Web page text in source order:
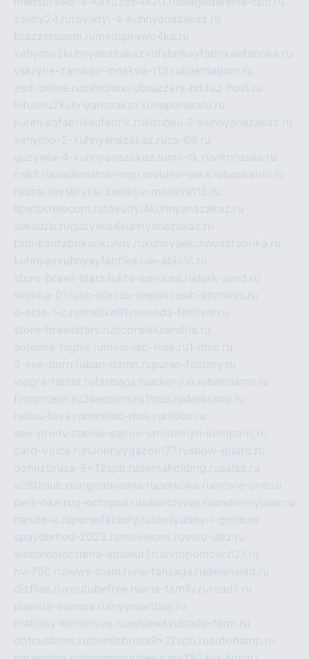
zajmy24.rutovudyi-4-kuhnyanazakaz.ru
brazzerscom.ru medsprawo4ka.ru
xehyroo5kuhnyanazakaz.rufabrikayfabrikaefabrika.ru
vskrytie-zamkov-moskva-113.rubiletnadom.ru
zed-online.rupimchax.rubrazzers-hd.ruz-host.ru
kitubeu2kuhnyanazakaz.ru naperekate.ru
kuhnyaofabrikaufabrik.rukitubeu-2-kuhnyanazakaz.ru
xehyroo-5-kuhnyanazakaz.rucs-68.ru
guzywia-4-kuhnyanazakaz.ru mir-tk.ruvlknrussia.ru
cs68.ruvladivostok-map.ruvideo-seks.rubankaribi.ru
raszar.ruvskrytie-zamkov-moskva113.ru
lipetsktelecom.rutovudyi4kuhnyanazakaz.ru
seksuzb.ruguzywia4kuhnyanazakaz.ru
fabrikaofabrikaokuhny.rukuhnyaekuhnyaafabrika.ru
kuhnyaykuhnyayfabrika.rue-abis1c.ru
store-brawl-stars.rukts-services.rudark-sand.ru
sindika-01.rusp-life.rux-legion.rusib-archives.ru
e-abis-1-c.rusindika01.ruvenda-festival.ru
store-brawlstars.rudooraleksandria.ru
antenna-highly.ru mine-lab-msk.ru1-mus.ru
3-sex-porn.ruban-damn.rupurse-factory.ru
viagra-tablet.rufasbags.ruadler-jun.rubandamn.ru
fincontech.ru3sexporn.ru1mus.rudarksand.ru
rebus-toys.ru minelab-msk.ru rtdco.ru
seo-prodvizhenie-sajtov-stroitelnyh-kompanij.ru
card-voice.ru rulonnyygazon177.rusnow-guard.ru
domizbrusa-9x12spb.rudemaholding.ruaalse.ru
a380club.ruargentinamia.ruperkoka.ru movie-one.ru
perk-oka.rug-octopus.rusibarchives.ruandreislyusar.ru
naruto-x.rupursefactory.rutor-lyubov-i-grom.ru
spayderhed-2022.ru movieone.ruevro-dez.ru
webamator.ru ma-absolut1.ruavtopomosch27.ru
nv-750.ru news-plain.ru nertansaga.rudelanalad.ru
dizfiles.ruyoutubefree.ruaria-family.ru roadli.ru
planeta-samara.ru mysmartbuy.ru
matrasy-kemerovo.ruashanet.rutrade-farm.ru
dotcustoms.rudomizbrusa9x12spb.ruautodamp.ru